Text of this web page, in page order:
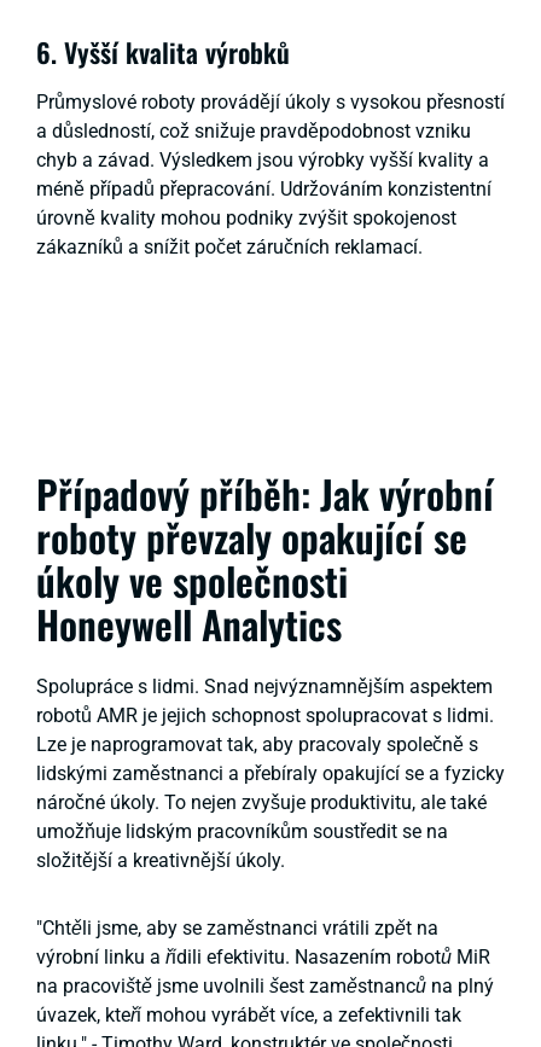
6. Vyšší kvalita výrobků
Průmyslové roboty provádějí úkoly s vysokou přesností
a důsledností, což snižuje pravděpodobnost vzniku
chyb a závad. Výsledkem jsou výrobky vyšší kvality a
méně případů přepracování. Udržováním konzistentní
úrovně kvality mohou podniky zvýšit spokojenost
zákazníků a snížit počet záručních reklamací.
Případový příběh: Jak výrobní
roboty převzaly opakující se
úkoly ve společnosti
Honeywell Analytics
Spolupráce s lidmi. Snad nejvýznamnějším aspektem
robotů AMR je jejich schopnost spolupracovat s lidmi.
Lze je naprogramovat tak, aby pracovaly společně s
lidskými zaměstnanci a přebíraly opakující se a fyzicky
náročné úkoly. To nejen zvyšuje produktivitu, ale také
umožňuje lidským pracovníkům soustředit se na
složitější a kreativnější úkoly.
"Chtěli jsme, aby se zaměstnanci vrátili zpět na
výrobní linku a řídili efektivitu. Nasazením robotů MiR
na pracoviště jsme uvolnili šest zaměstnanců na plný
úvazek, kteří mohou vyrábět více, a zefektivnili tak